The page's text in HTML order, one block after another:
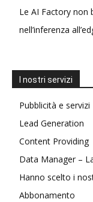
Le AI Factory non
nell’inferenza
I nostri servizi
Pubblicità e servizi
Lead Generation
Content Providing
Data Manager –
Hanno scelto i
Abbonamento